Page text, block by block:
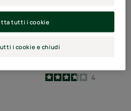
KARITÉ HYDRA
Shampoo idratazione
3.8
/5
4
i cookie e chiudi
tutti i cookie